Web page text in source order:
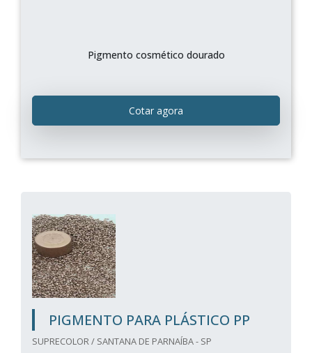
Pigmento cosmético dourado
Cotar agora
PIGMENTO PARA PLÁSTICO PP
SUPRECOLOR / SANTANA DE PARNAÍBA - SP